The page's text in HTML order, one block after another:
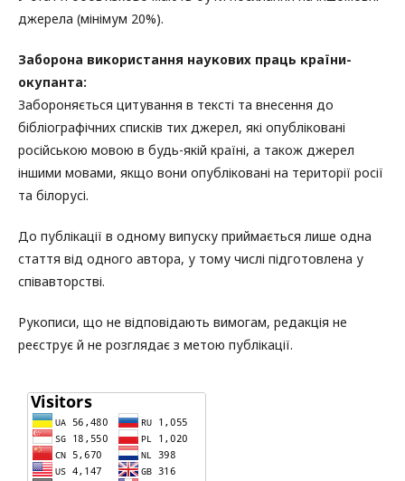
джерела (мінімум 20%).
Заборона використання наукових праць країни-
окупанта:
Забороняється цитування в тексті та внесення до
бібліографічних списків тих джерел, які опубліковані
російською мовою в будь-якій країні, а також джерел
іншими мовами, якщо вони опубліковані на території росії
та білорусі.
До публікації в одному випуску приймається лише одна
стаття від одного автора, у тому числі підготовлена у
співавторстві.
Рукописи, що не відповідають вимогам, редакція не
реєструє й не розглядає з метою публікації.